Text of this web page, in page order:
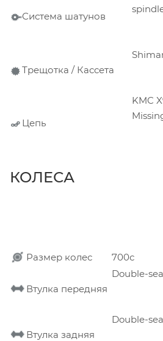
Система шатунов
Трещотка / Кассета
Цепь
KMC
КОЛЕСА
Размер колес 700с
Втулка передняя
Double-
Втулка задняя
Double-